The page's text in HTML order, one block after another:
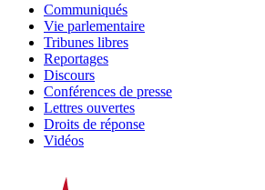
Communiqués
Vie parlementaire
Tribunes libres
Reportages
Discours
Conférences de presse
Lettres ouvertes
Droits de réponse
Vidéos